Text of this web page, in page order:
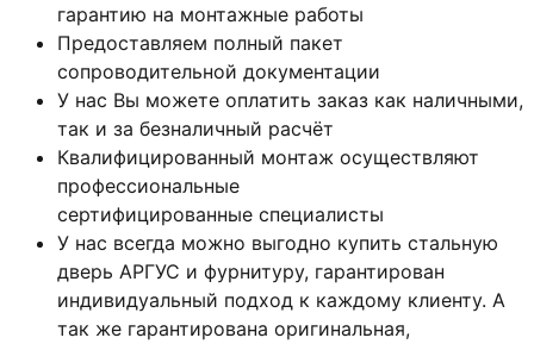
гарантию на монтажные работы
Предоставляем полный пакет
сопроводительной документации
У нас Вы можете оплатить заказ как наличными,
так и за безналичный расчёт
Квалифицированный монтаж осуществляют
профессиональные
сертифицированные специалисты
У нас всегда можно выгодно купить стальную
дверь АРГУС и фурнитуру, гарантирован
индивидуальный подход к каждому клиенту. А
так же гарантирована оригинальная,